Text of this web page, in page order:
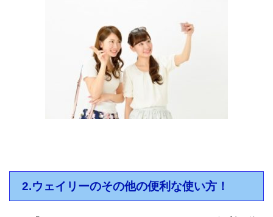
2.ウェイリーのその他の便利な使い方！